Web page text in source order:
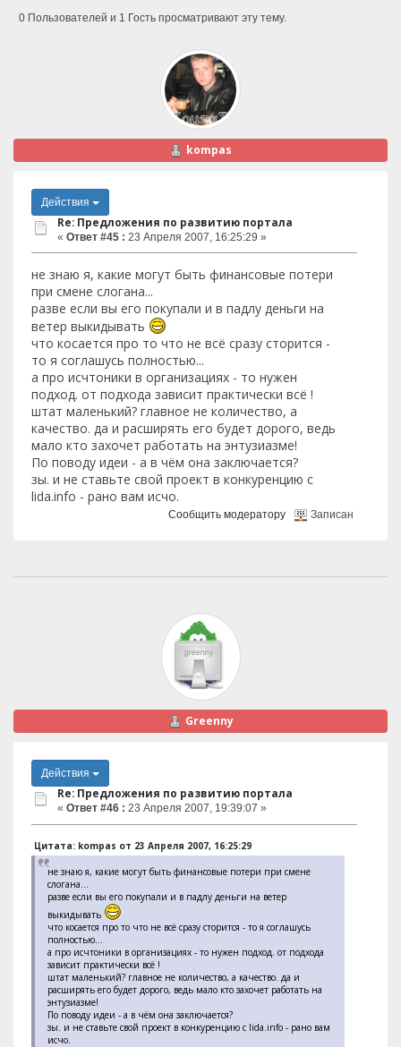
0 Пользователей и 1 Гость просматривают эту тему.
kompas
Действия
Re: Предложения по развитию портала
« Ответ #45 : 23 Апреля 2007, 16:25:29 »
не знаю я, какие могут быть финансовые потери
при смене слогана...
разве если вы его покупали и в падлу деньги на
ветер выкидывать
что косается про то что не всё сразу сторится -
то я соглашусь полностью...
а про исчтоники в организациях - то нужен
подход. от подхода зависит практически всё !
штат маленький? главное не количество, а
качество. да и расширять его будет дорого, ведь
мало кто захочет работать на энтузиазме!
По поводу идеи - а в чём она заключается?
зы. и не ставьте свой проект в конкуренцию с
lida.info - рано вам исчо.
Сообщить модератору Записан
Greenny
Действия
Re: Предложения по развитию портала
« Ответ #46 : 23 Апреля 2007, 19:39:07 »
Цитата: kompas от 23 Апреля 2007, 16:25:29
не знаю я, какие могут быть финансовые потери при смене
слогана...
разве если вы его покупали и в падлу деньги на ветер
выкидывать
что косается про то что не всё сразу сторится - то я соглашусь
полностью...
а про исчтоники в организациях - то нужен подход. от подхода
зависит практически всё !
штат маленький? главное не количество, а качество. да и
расширять его будет дорого, ведь мало кто захочет работать на
энтузиазме!
По поводу идеи - а в чём она заключается?
зы. и не ставьте свой проект в конкуренцию с lida.info - рано вам
исчо.